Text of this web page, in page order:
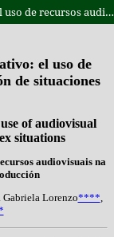
Sensibilidad ética en el ámbito educativo: el uso de recursos audiovisuales en la evaluación de situaciones complejas